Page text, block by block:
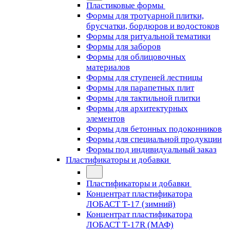
Пластиковые формы
Формы для тротуарной плитки,
брусчатки, бордюров и водостоков
Формы для ритуальной тематики
Формы для заборов
Формы для облицовочных
материалов
Формы для ступеней лестницы
Формы для парапетных плит
Формы для тактильной плитки
Формы для архитектурных
элементов
Формы для бетонных подоконников
Формы для специальной продукции
Формы под индивидуальный заказ
Пластификаторы и добавки
Пластификаторы и добавки
Концентрат пластификатора
ЛОБАСТ Т-17 (зимний)
Концентрат пластификатора
ЛОБАСТ Т-17R (МАФ)